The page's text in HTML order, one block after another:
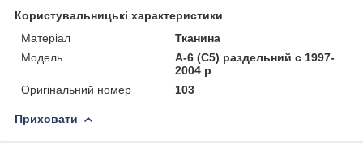
Користувальницькі характеристики
Матеріал
Тканина
Модель
А-6 (C5) раздельний c 1997-
2004 р
Оригінальний номер
103
Приховати